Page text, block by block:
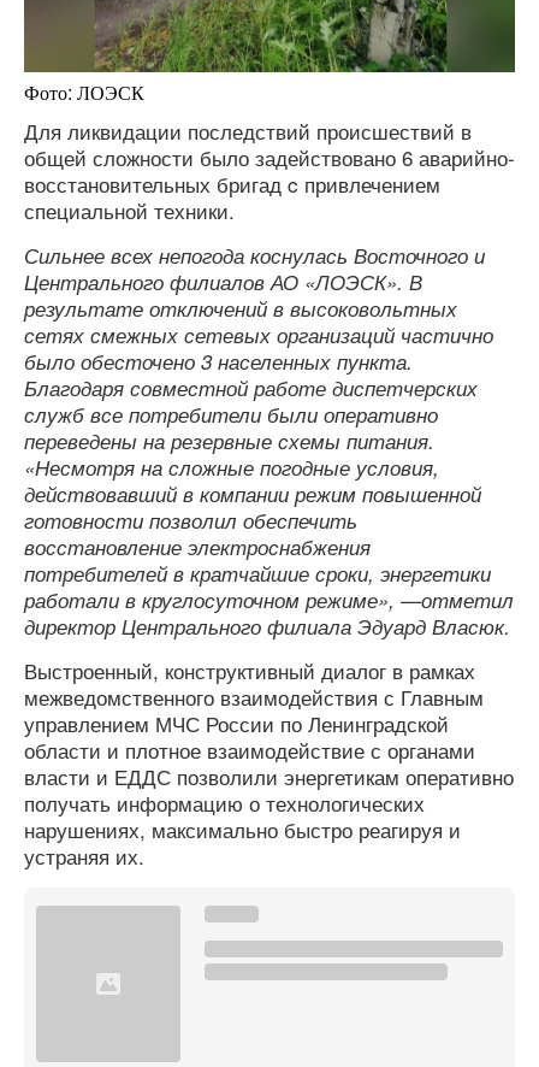
Фото: ЛОЭСК
Для ликвидации последствий происшествий в
общей сложности было задействовано 6 аварийно-
восстановительных бригад c привлечением
специальной техники.
Сильнее всех непогода коснулась Восточного и
Центрального филиалов АО «ЛОЭСК». В
результате отключений в высоковольтных
сетях смежных сетевых организаций частично
было обесточено 3 населенных пункта.
Благодаря совместной работе диспетчерских
служб все потребители были оперативно
переведены на резервные схемы питания.
«Несмотря на сложные погодные условия,
действовавший в компании режим повышенной
готовности позволил обеспечить
восстановление электроснабжения
потребителей в кратчайшие сроки, энергетики
работали в круглосуточном режиме», —отметил
директор Центрального филиала Эдуард Власюк.
Выстроенный, конструктивный диалог в рамках
межведомственного взаимодействия с Главным
управлением МЧС России по Ленинградской
области и плотное взаимодействие с органами
власти и ЕДДС позволили энергетикам оперативно
получать информацию о технологических
нарушениях, максимально быстро реагируя и
устраняя их.